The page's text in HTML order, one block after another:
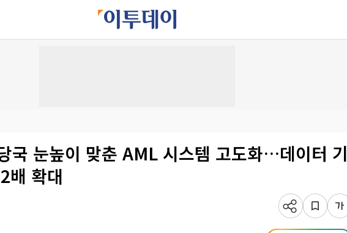
국 눈높이 맞춘 AML 시스템 고도화…데이터 기
배 확대